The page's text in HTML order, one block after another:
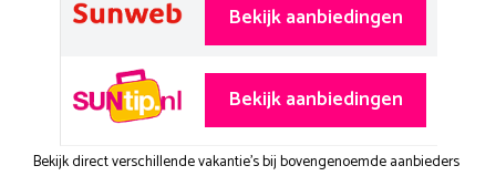
Bekijk aanbiedingen
Bekijk aanbiedingen
Bekijk direct verschillende vakantie's bij bovengenoemde aanbieders